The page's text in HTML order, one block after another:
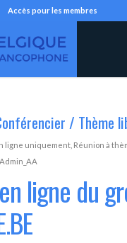
Accès pour les membres
/ Thème
ligne uniquement, Réunion à
Admin_AA
ligne du